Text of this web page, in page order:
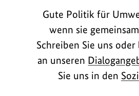
Gute Politik für
wenn sie
Schreiben Sie uns
an unseren
Sie uns in den